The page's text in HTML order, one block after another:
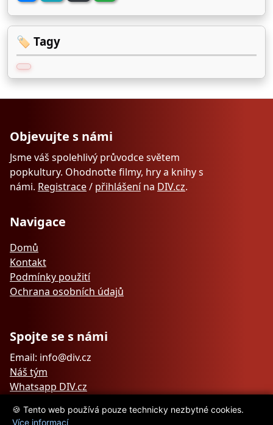
🏷️ Tagy
Objevujte s námi
Jsme váš spolehlivý průvodce světem
popkultury. Ohodnoťte filmy, hry a knihy s
námi. Registrace/ přihlášenína DIV.cz.
Navigace
Domů
Kontakt
Podmínky použití
Ochrana osobních údajů
Spojte se s námi
Email: info@div.cz
Náš tým
Whatsapp DIV.cz
🍪 Tento web používá pouze technicky nezbytné cookies.
Více informací